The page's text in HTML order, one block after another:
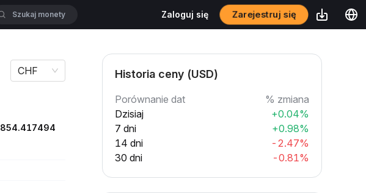
Zaloguj się Zarejestruj się
CHF
854.417494
Historia ceny (USD)
Porównanie dat
% zmiana
Dzisiaj
+0.04%
7 dni
+0.98%
14 dni
-2.47%
30 dni
-0.81%